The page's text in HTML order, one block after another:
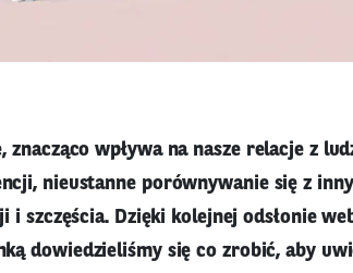
znacząco wpływa na nasze relacje z
nieustanne porównywanie się z
i szczęścia. Dzięki kolejnej odsłonie
dowiedzieliśmy się co zrobić, aby